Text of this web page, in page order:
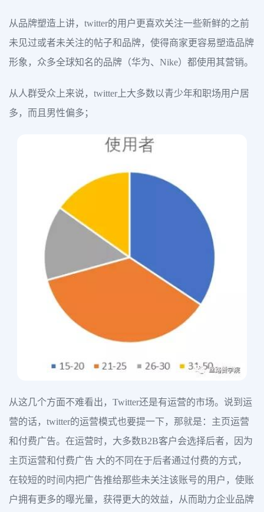
从品牌塑造上讲，twitter的用户更喜欢关注一些新鲜的之前
未见过或者未关注的帖子和品牌，使得商家更容易塑造品牌
形象，众多全球知名的品牌（华为、Nike）都使用其营销。
从人群受众上来说，twitter上大多数以青少年和职场用户居
多，而且男性偏多；
从这几个方面不难看出，Twitter还是有运营的市场。说到运
营的话，twitter的运营模式也要提一下，那就是：主页运营
和付费广告。在运营时，大多数B2B客户会选择后者，因为
主页运营和付费广告 大的不同在于后者通过付费的方式，
在较短的时间内把广告推给那些未关注该账号的用户，使账
户拥有更多的曝光量，获得更大的效益，从而助力企业品牌